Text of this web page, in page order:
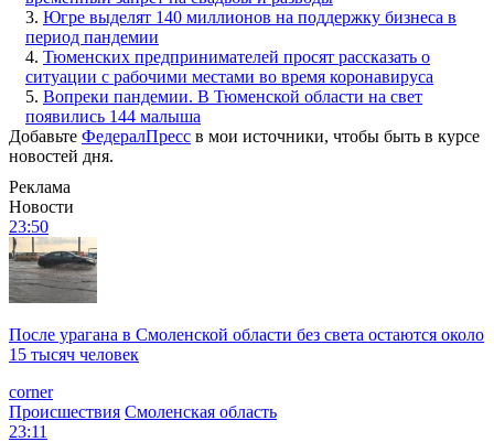
3. Югре выделят 140 миллионов на поддержку бизнеса в
период пандемии
4. Тюменских предпринимателей просят рассказать о
ситуации с рабочими местами во время коронавируса
5. Вопреки пандемии. В Тюменской области на свет
появились 144 малыша
Добавьте ФедералПресс в мои источники, чтобы быть в курсе
новостей дня.
Реклама
Новости
23:50
После урагана в Смоленской области без света остаются около
15 тысяч человек
corner
Происшествия Смоленская область
23:11